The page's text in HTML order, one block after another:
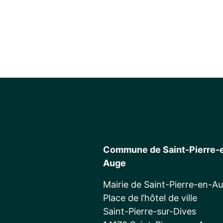
Commune de Saint-Pierre-
Auge
Mairie de Saint-Pierre-en-
Place de l’hôtel de ville
Saint-Pierre-sur-Dives